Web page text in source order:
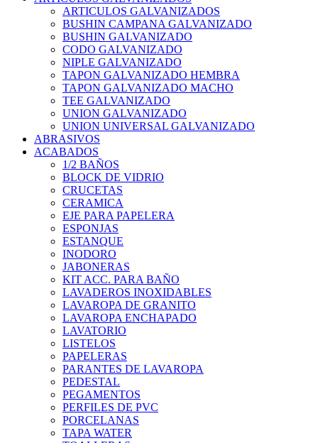
ARTICULOS GALVANIZADOS
BUSHIN CAMPANA GALVANIZADO
BUSHIN GALVANIZADO
CODO GALVANIZADO
NIPLE GALVANIZADO
TAPON GALVANIZADO HEMBRA
TAPON GALVANIZADO MACHO
TEE GALVANIZADO
UNION GALVANIZADO
UNION UNIVERSAL GALVANIZADO
ABRASIVOS
ACABADOS
1/2 BAÑOS
BLOCK DE VIDRIO
CRUCETAS
CERAMICA
EJE PARA PAPELERA
ESPONJAS
ESTANQUE
INODORO
JABONERAS
KIT ACC. PARA BAÑO
LAVADEROS INOXIDABLES
LAVAROPA DE GRANITO
LAVAROPA ENCHAPADO
LAVATORIO
LISTELOS
PAPELERAS
PARANTES DE LAVAROPA
PEDESTAL
PEGAMENTOS
PERFILES DE PVC
PORCELANAS
TAPA WATER